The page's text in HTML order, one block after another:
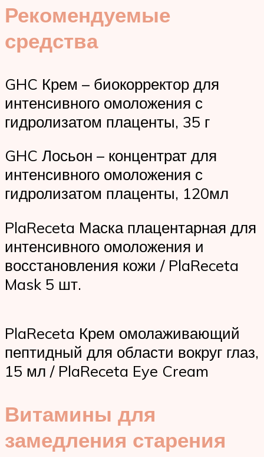
Рекомендуемые
средства
GHC Крем – биокорректор для
интенсивного омоложения с
гидролизатом плаценты, 35 г
GHC Лосьон – концентрат для
интенсивного омоложения с
гидролизатом плаценты, 120мл
PlaReceta Маска плацентарная для
интенсивного омоложения и
восстановления кожи / PlaReceta
Mask 5 шт.
PlaReceta Крем омолаживающий
пептидный для области вокруг глаз,
15 мл / PlaReceta Eye Cream
Витамины для
замедления старения